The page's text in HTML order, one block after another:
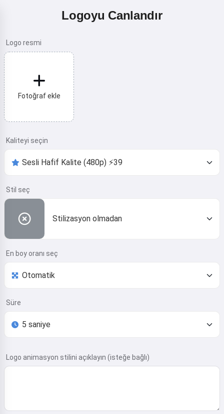
Logoyu Canlandır
Logo resmi
Fotoğraf ekle
Kaliteyi seçin
Stil seç
Stilizasyon olmadan
En boy oranı seç
Süre
Logo animasyon stilini açıklayın (isteğe bağlı)